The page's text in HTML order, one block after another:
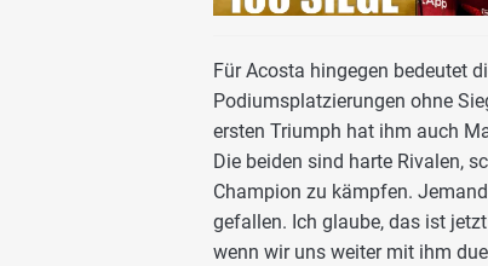
Für Acosta hingegen bedeutet
Podiumsplatzierungen ohne
ersten Triumph hat ihm auch
Die beiden sind harte Rivalen,
Champion zu kämpfen.
gefallen. Ich glaube, das ist
wenn wir uns weiter mit ihm